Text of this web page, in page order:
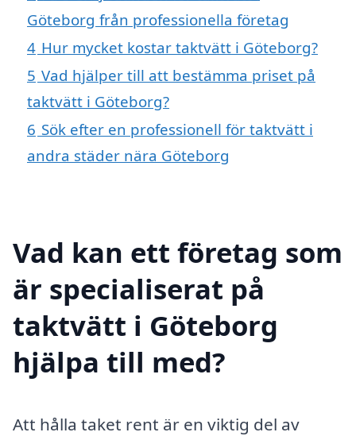
Göteborg från professionella företag
4 Hur mycket kostar taktvätt i Göteborg?
5 Vad hjälper till att bestämma priset på
taktvätt i Göteborg?
6 Sök efter en professionell för taktvätt i
andra städer nära Göteborg
Vad kan ett företag som
är specialiserat på
taktvätt i Göteborg
hjälpa till med?
Att hålla taket rent är en viktig del av